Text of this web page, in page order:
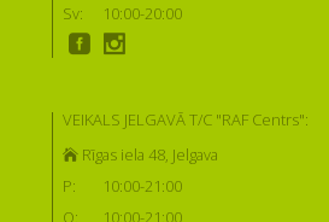
Sv:
10:00-20:00
VEIKALS JELGAVĀ T/C "RAF Centrs":
Rīgas iela 48, Jelgava
P:
10:00-21:00
O:
10:00-21:00